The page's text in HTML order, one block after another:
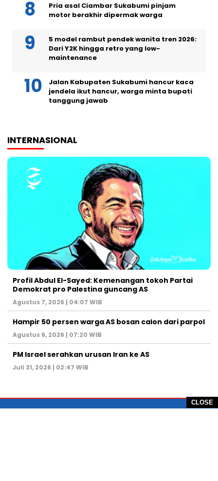
CLOSE
Pria asal Ciambar Sukabumi pinjam
motor berakhir dipermak warga
5 model rambut pendek wanita tren 2026:
Dari Y2K hingga retro yang low-
maintenance
Jalan Kabupaten Sukabumi hancur kaca
jendela ikut hancur, warga minta bupati
tanggung jawab
INTERNASIONAL
Profil Abdul El-Sayed: Kemenangan tokoh Partai
Demokrat pro Palestina guncang AS
Agustus 7, 2026 | 04:07 WIB
Hampir 50 persen warga AS bosan calon dari parpol
Agustus 6, 2026 | 07:20 WIB
PM Israel serahkan urusan Iran ke AS
Juli 31, 2026 | 02:47 WIB